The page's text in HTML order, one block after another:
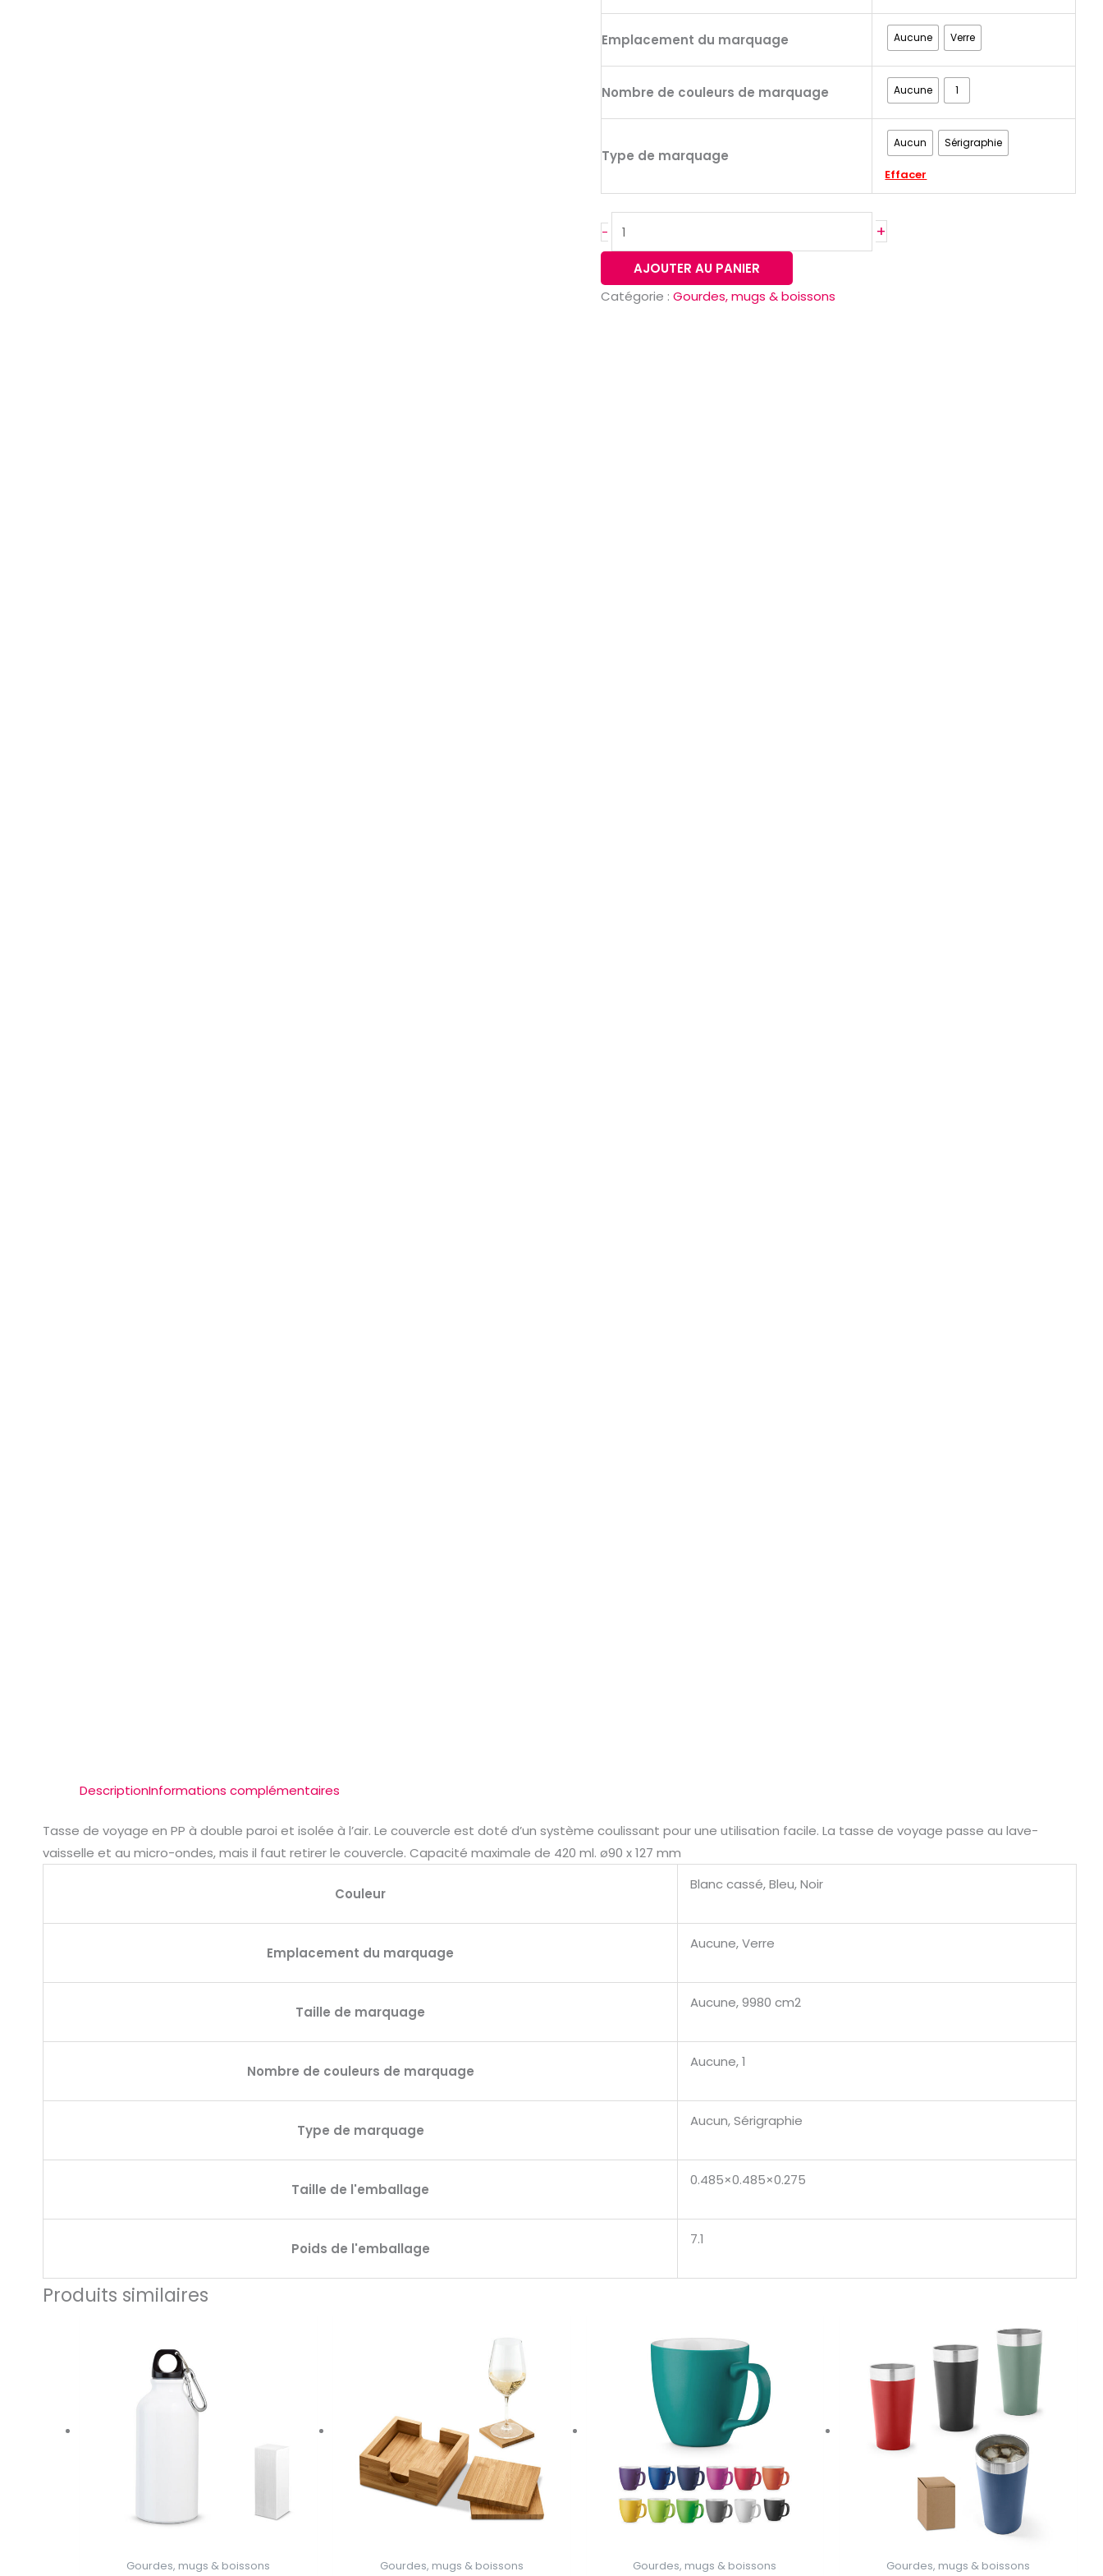
Emplacement du marquage Aucune Verre
Nombre de couleurs de marquage Aucune 1
Type de marquage
Aucun Sérigraphie
Effacer
-
double
paroi
isolée
l'air
+
AJOUTER AU PANIER
Catégorie :Gourdes, mugs & boissons
DescriptionInformations complémentaires
Tasse de voyage en PP à double paroi et isolée à l’air. Le couvercle est doté d’un système coulissant pour une utilisation facile. La tasse de voyage passe au lave-
vaisselle et au micro-ondes, mais il faut retirer le couvercle. Capacité maximale de 420 ml. ø90 x 127 mm
Couleur
Blanc cassé, Bleu, Noir
Emplacement du marquage
Aucune, Verre
Taille de marquage
Aucune, 9980 cm2
Nombre de couleurs de marquage
Aucune, 1
Type de marquage
Aucun, Sérigraphie
Taille de l'emballage
0.485×0.485×0.275
Poids de l'emballage
7.1
Produits similaires
Gourdes, mugs & boissons Gourdes, mugs & boissons Gourdes, mugs & boissons Gourdes, mugs & boissons